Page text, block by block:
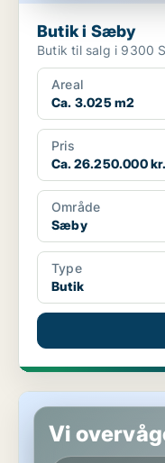
Butik i Sæby
Butik til salg i 9300
Areal
Ca. 3.025 m2
Pris
Ca. 26.250.000 kr.
Område
Sæby
Type
Butik
Butik i Sæby
Vi